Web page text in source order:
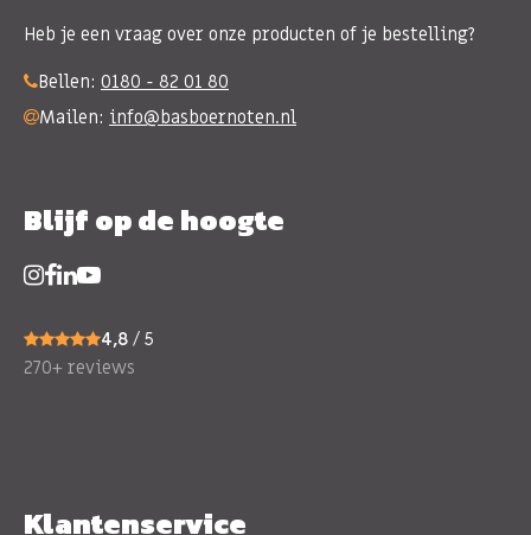
Heb je een vraag over onze producten of je bestelling?
Bellen: 0180 - 82 01 80
Mailen: info@basboernoten.nl
Blijf op de hoogte
4,8 / 5
270+ reviews
Klantenservice